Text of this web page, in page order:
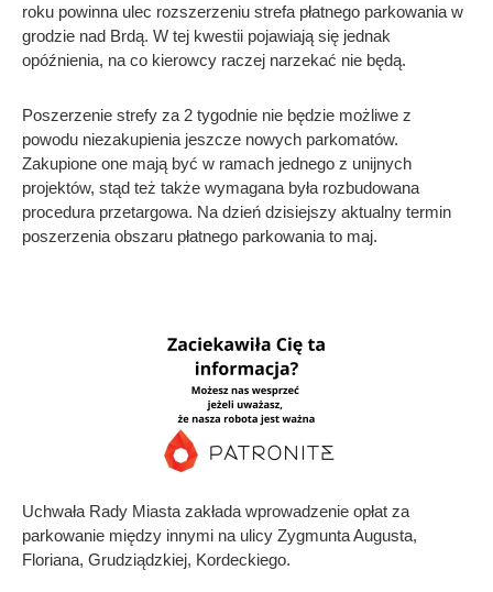
roku powinna ulec rozszerzeniu strefa płatnego parkowania w
grodzie nad Brdą. W tej kwestii pojawiają się jednak
opóźnienia, na co kierowcy raczej narzekać nie będą.
Poszerzenie strefy za 2 tygodnie nie będzie możliwe z
powodu niezakupienia jeszcze nowych parkomatów.
Zakupione one mają być w ramach jednego z unijnych
projektów, stąd też także wymagana była rozbudowana
procedura przetargowa. Na dzień dzisiejszy aktualny termin
poszerzenia obszaru płatnego parkowania to maj.
Uchwała Rady Miasta zakłada wprowadzenie opłat za
parkowanie między innymi na ulicy Zygmunta Augusta,
Floriana, Grudziądzkiej, Kordeckiego.